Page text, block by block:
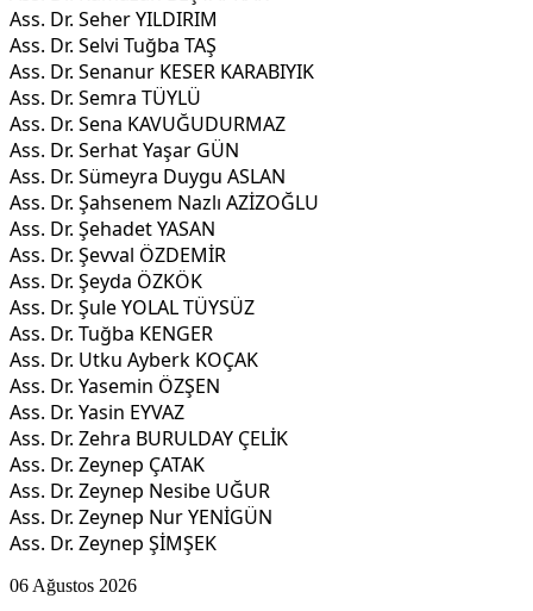
Ass. Dr. Seher YILDIRIM
Ass. Dr. Selvi Tuğba TAŞ
Ass. Dr. Senanur KESER KARABIYIK
Ass. Dr. Semra TÜYLÜ
Ass. Dr. Sena KAVUĞUDURMAZ
Ass. Dr. Serhat Yaşar GÜN
Ass. Dr. Sümeyra Duygu ASLAN
Ass. Dr. Şahsenem Nazlı AZİZOĞLU
Ass. Dr. Şehadet YASAN
Ass. Dr. Şevval ÖZDEMİR
Ass. Dr. Şeyda ÖZKÖK
Ass. Dr. Şule YOLAL TÜYSÜZ
Ass. Dr. Tuğba KENGER
Ass. Dr. Utku Ayberk KOÇAK
Ass. Dr. Yasemin ÖZŞEN
Ass. Dr. Yasin EYVAZ
Ass. Dr. Zehra BURULDAY ÇELİK
Ass. Dr. Zeynep ÇATAK
Ass. Dr. Zeynep Nesibe UĞUR
Ass. Dr. Zeynep Nur YENİGÜN
Ass. Dr. Zeynep ŞİMŞEK
06 Ağustos 2026